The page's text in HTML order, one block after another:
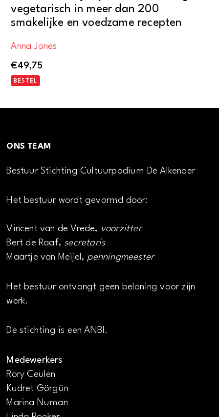
vegetarisch in meer dan 200
smakelijke en voedzame recepten
Anna Jones
€49,75
BESTEL
ONS TEAM
Bestuur Stichting Cultuurpodium De Alkenaer
Het bestuur wordt gevormd door:
Vincent van de Vrede, voorzitter
Bert de Raaf, secretaris
Maartje van Meijel, penningmeester
Het bestuur ontvangt geen beloning voor zijn
werk.
De stichting is een ANBI.
Medewerkers
Rory Ceulen
Kudret Görgün
Marina Numan